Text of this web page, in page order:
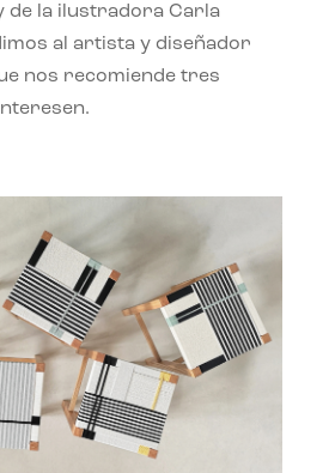
de la ilustradora Carla
al artista y diseñador
nos recomiende tres